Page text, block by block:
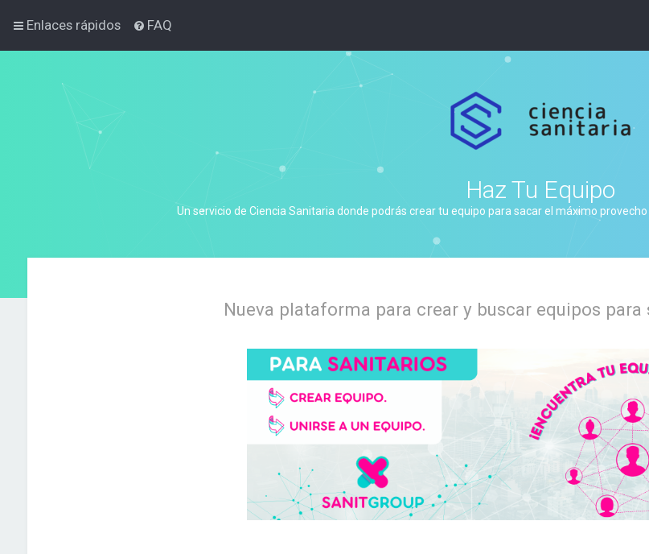
Enlaces rápidos FAQ
Haz Tu Equipo
Un servicio de Ciencia Sanitaria donde podrás crear tu equipo para sacar el máximo
Nueva plataforma para crear y buscar equipos para